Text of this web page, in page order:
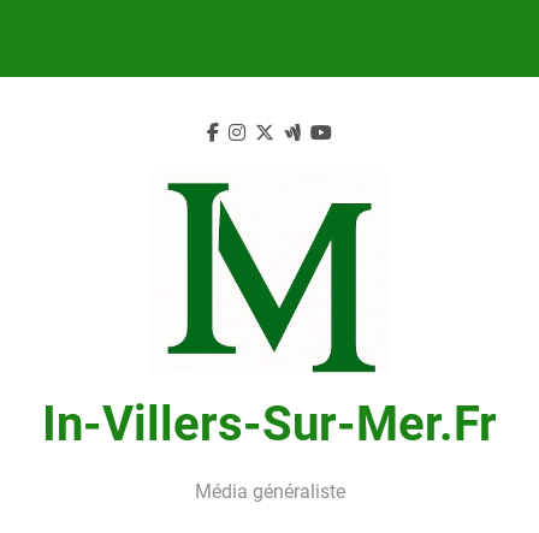
In-Villers-Sur-Mer.fr
Média généraliste